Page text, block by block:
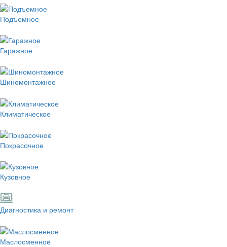
Подъемное
Гаражное
Шиномонтажное
Климатическое
Покрасочное
Кузовное
Диагностика и ремонт
Маслосменное